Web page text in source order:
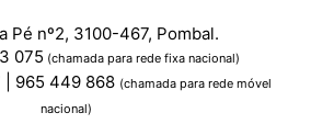
Pé nº2, 3100-467, Pombal.
075 (chamada para rede fixa nacional)
| 965 449 868 (chamada para rede móvel
nacional)